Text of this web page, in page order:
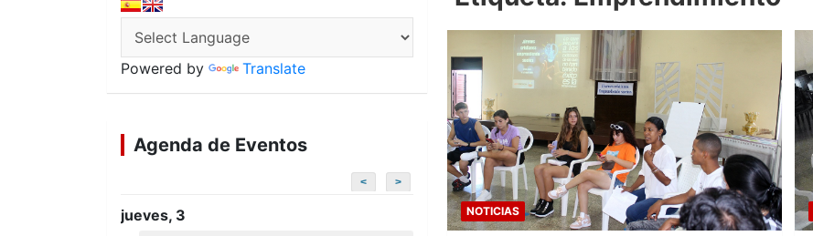
NOTICIAS
Powered by Translate
Agenda de Eventos
< >
jueves, 3